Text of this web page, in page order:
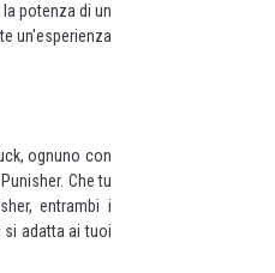
potenza di un
un'esperienza
ognuno con
Che tu
entrambi i
adatta ai tuoi